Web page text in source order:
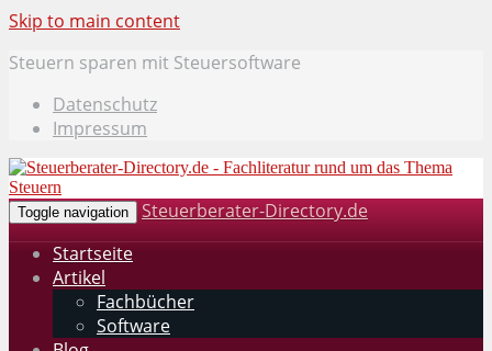
Skip to main content
Steuern sparen mit Steuersoftware
Datenschutz
Impressum
Toggle navigation
Steuerberater-Directory.de
Startseite
Artikel
Fachbücher
Software